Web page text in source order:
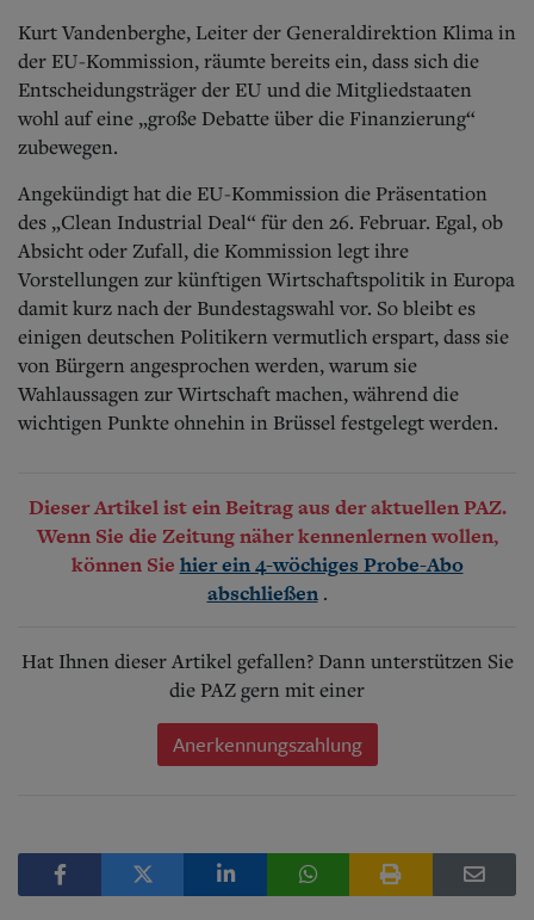
Kurt Vandenberghe, Leiter der Generaldirektion Klima in
der EU-Kommission, räumte bereits ein, dass sich die
Entscheidungsträger der EU und die Mitgliedstaaten
wohl auf eine „große Debatte über die Finanzierung“
zubewegen.
Angekündigt hat die EU-Kommission die Präsentation
des „Clean Industrial Deal“ für den 26. Februar. Egal, ob
Absicht oder Zufall, die Kommission legt ihre
Vorstellungen zur künftigen Wirtschaftspolitik in Europa
damit kurz nach der Bundestagswahl vor. So bleibt es
einigen deutschen Politikern vermutlich erspart, dass sie
von Bürgern angesprochen werden, warum sie
Wahlaussagen zur Wirtschaft machen, während die
wichtigen Punkte ohnehin in Brüssel festgelegt werden.
Dieser Artikel ist ein Beitrag aus der aktuellen PAZ.
Wenn Sie die Zeitung näher kennenlernen wollen,
können Sie hier ein 4-wöchiges Probe-Abo
abschließen .
Hat Ihnen dieser Artikel gefallen? Dann unterstützen Sie
die PAZ gern mit einer
Anerkennungszahlung